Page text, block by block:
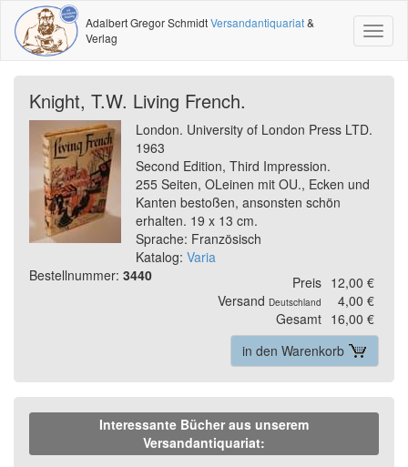
Adalbert Gregor SchmidtVersandantiquariat&
Verlag
Knight, T.W. Living French.
London. University of London Press LTD.
1963
Second Edition, Third Impression.
255 Seiten, OLeinen mit OU., Ecken und
Kanten bestoßen, ansonsten schön
erhalten. 19 x 13 cm.
Sprache: Französisch
Katalog: Varia
Bestellnummer: 3440 Preis 12,00 €
Versand Deutschland
4,00 €
Gesamt 16,00 €
in den Warenkorb
Interessante Bücher aus unserem
Versandantiquariat: